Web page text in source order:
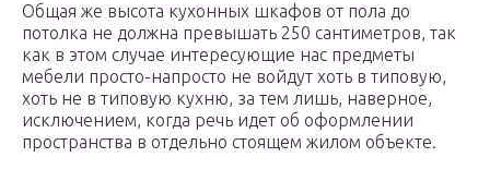
Общая же высота кухонных шкафов от пола до
потолка не должна превышать 250 сантиметров, так
как в этом случае интересующие нас предметы
мебели просто-напросто не войдут хоть в типовую,
хоть не в типовую кухню, за тем лишь, наверное,
исключением, когда речь идет об оформлении
пространства в отдельно стоящем жилом объекте.